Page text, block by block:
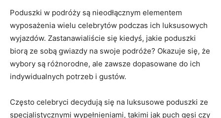
Poduszki w podróży są nieodłącznym elementem
wyposażenia wielu celebrytów podczas ich luksusowych
wyjazdów. ‍Zastanawialiście ⁣się kiedyś, jakie poduszki
biorą ze sobą ⁢gwiazdy na swoje podróże? Okazuje‍ się, że
wybory są różnorodne, ale zawsze dopasowane do ich
indywidualnych potrzeb i gustów.
Często celebryci decydują się na​ luksusowe⁣ poduszki ze
specjalistycznymi wypełnieniami, takimi jak ‌puch⁤ gęsi czy